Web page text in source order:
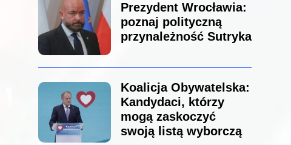
Prezydent Wrocławia:
poznaj polityczną
przynależność Sutryka
Koalicja Obywatelska:
Kandydaci, którzy
mogą zaskoczyć
swoją listą wyborczą